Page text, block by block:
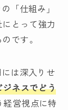
「仕組み」
とって強力
です。
は深入りせ
ネスでどう
経営視点に特